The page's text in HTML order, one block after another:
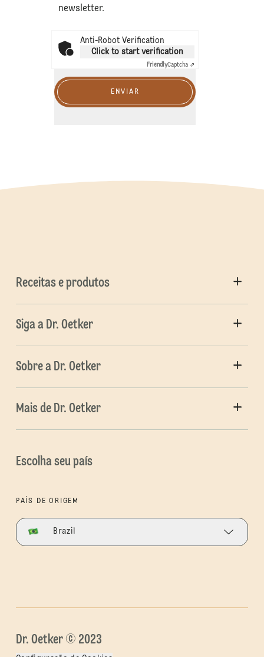
newsletter.
Anti-Robot Verification
Click to start verification
FriendlyCaptcha ⇗
ENVIAR
Receitas e produtos
Siga a Dr. Oetker
Sobre a Dr. Oetker
Mais de Dr. Oetker
Escolha seu país
PAÍS DE ORIGEM
Brazil
Dr. Oetker © 2023